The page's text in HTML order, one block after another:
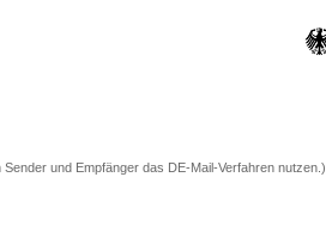
und Empfänger das DE-Mail-Verfahren nutzen.)